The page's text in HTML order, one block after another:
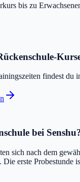
bis zu
findest du
bei
sich nach dem
erste Probestunde